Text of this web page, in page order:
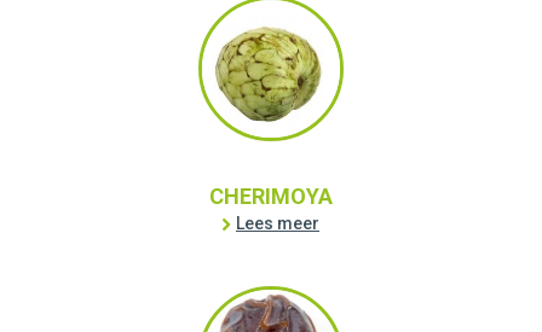
CHERIMOYA
Lees meer